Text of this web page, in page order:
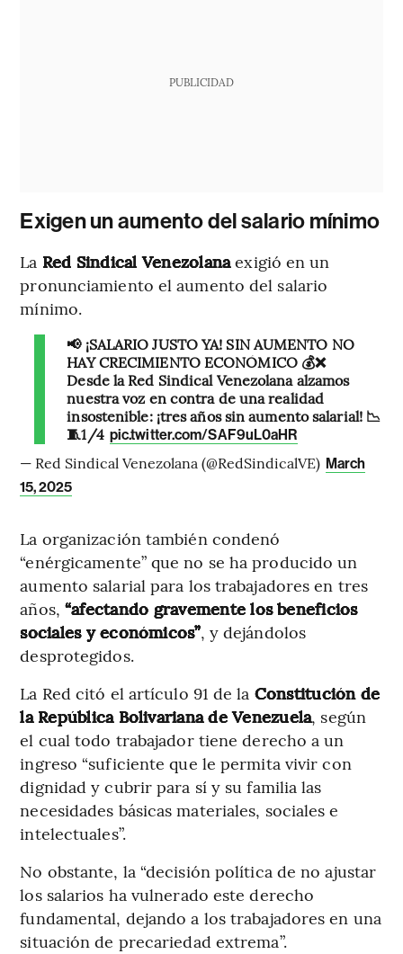
PUBLICIDAD
Exigen un aumento del salario mínimo
La Red Sindical Venezolanaexigió en un
pronunciamiento el aumento del salario
mínimo.
📢 ¡SALARIO JUSTO YA! SIN AUMENTO NO
HAY CRECIMIENTO ECONÓMICO 💰❌
Desde la Red Sindical Venezolana alzamos
nuestra voz en contra de una realidad
insostenible: ¡tres años sin aumento salarial! 📉
🧵1/4 pic.twitter.com/SAF9uL0aHR
— Red Sindical Venezolana (@RedSindicalVE) March
15, 2025
La organización también condenó
“enérgicamente” que no se ha producido un
aumento salarial para los trabajadores en tres
años, “afectando gravemente los beneficios
sociales y económicos”, y dejándolos
desprotegidos.
La Red citó el artículo 91 de la Constitución de
la República Bolivariana de Venezuela, según
el cual todo trabajador tiene derecho a un
ingreso “suficiente que le permita vivir con
dignidad y cubrir para sí y su familia las
necesidades básicas materiales, sociales e
intelectuales”.
No obstante, la “decisión política de no ajustar
los salarios ha vulnerado este derecho
fundamental, dejando a los trabajadores en una
situación de precariedad extrema”.